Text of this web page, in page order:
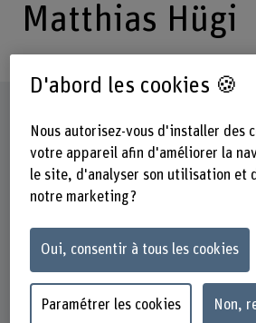
Matthias Hügi
D'abord les cookies 🍪
Nous autorisez-vous d'installer des
votre appareil afin d'améliorer la
le site, d'analyser son utilisation et
notre marketing ?
Oui, consentir à tous les cookies
Paramétrer les cookies Non,